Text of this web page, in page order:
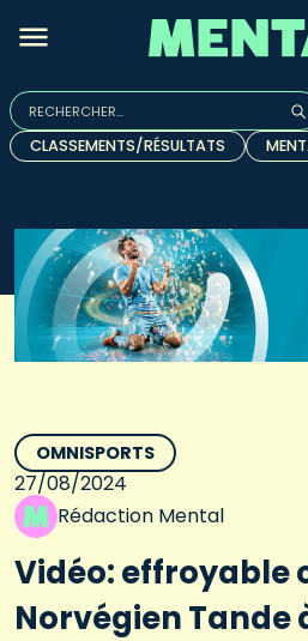
Rechercher :
Quand les résultats de l'auto-
CLASSEMENTS/RÉSULTATS
OMNISPORTS
27/08/2024
Rédaction Mental
Vidéo: effroyable
Norvégien Tande